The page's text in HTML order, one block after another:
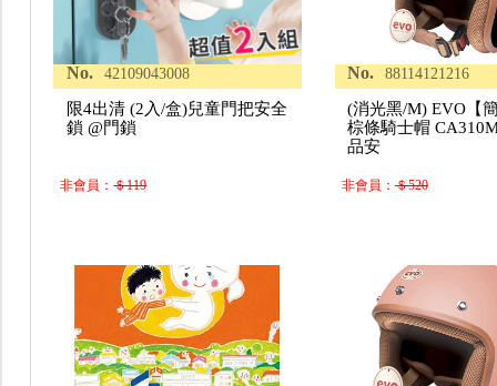
No. 42109043008
限4出清 (2入/盒)兒童門把安全
鎖 @門鎖
非會員：＄119
No. 88114121216
(消光黑/M) EVO【
棕條騎士帽
品安
非會員： ＄520